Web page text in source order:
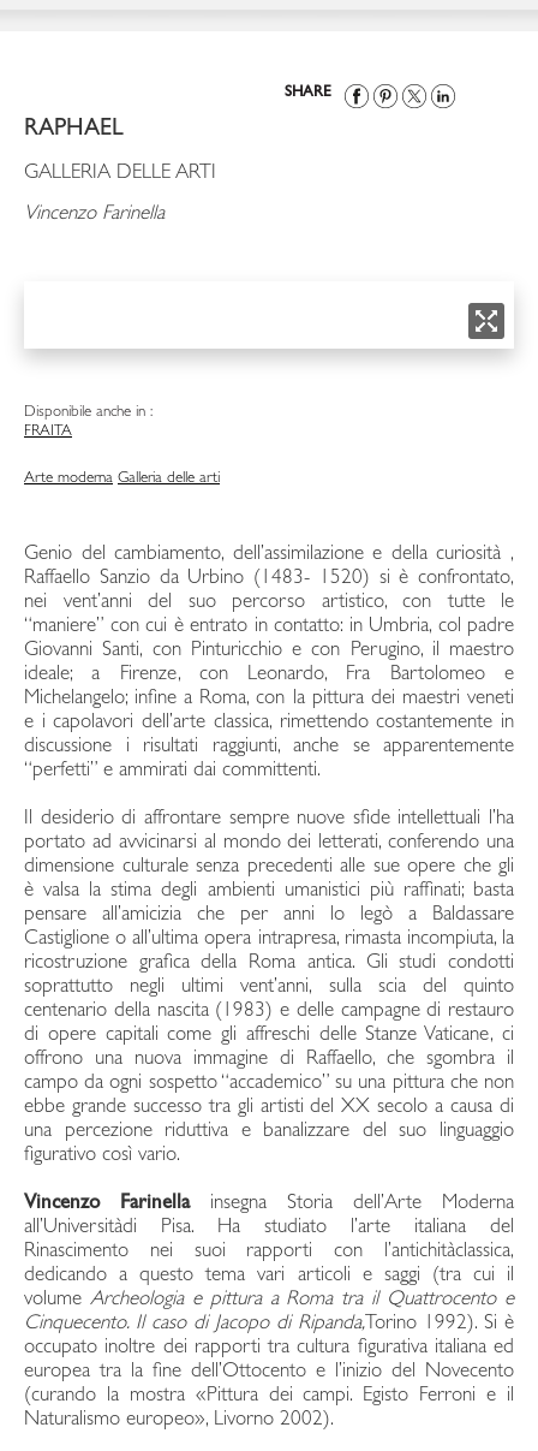
SHARE
RAPHAEL
GALLERIA DELLE ARTI
Vincenzo Farinella
Disponibile anche in :
FRAITA
Arte moderna Galleria delle arti
Genio del cambiamento, dell’assimilazione e della curiosità ,
Raffaello Sanzio da Urbino (1483- 1520) si è confrontato,
nei vent’anni del suo percorso artistico, con tutte le
“maniere” con cui è entrato in contatto: in Umbria, col padre
Giovanni Santi, con Pinturicchio e con Perugino, il maestro
ideale; a Firenze, con Leonardo, Fra Bartolomeo e
Michelangelo; infine a Roma, con la pittura dei maestri veneti
e i capolavori dell’arte classica, rimettendo costantemente in
discussione i risultati raggiunti, anche se apparentemente
“perfetti” e ammirati dai committenti.
Il desiderio di affrontare sempre nuove sfide intellettuali l’ha
portato ad avvicinarsi al mondo dei letterati, conferendo una
dimensione culturale senza precedenti alle sue opere che gli
è valsa la stima degli ambienti umanistici più raffinati; basta
pensare all’amicizia che per anni lo legò a Baldassare
Castiglione o all’ultima opera intrapresa, rimasta incompiuta, la
ricostruzione grafica della Roma antica. Gli studi condotti
soprattutto negli ultimi vent’anni, sulla scia del quinto
centenario della nascita (1983) e delle campagne di restauro
di opere capitali come gli affreschi delle Stanze Vaticane, ci
offrono una nuova immagine di Raffaello, che sgombra il
campo da ogni sospetto “accademico” su una pittura che non
ebbe grande successo tra gli artisti del XX secolo a causa di
una percezione riduttiva e banalizzare del suo linguaggio
figurativo così vario.
Vincenzo Farinellainsegna Storia dell’Arte Moderna
all’Universitàdi Pisa. Ha studiato l’arte italiana del
Rinascimento nei suoi rapporti con l’antichitàclassica,
dedicando a questo tema vari articoli e saggi (tra cui il
volume Archeologia e pittura a Roma tra il Quattrocento e
Cinquecento. Il caso di Jacopo di Ripanda, Torino 1992). Si è
occupato inoltre dei rapporti tra cultura figurativa italiana ed
europea tra la fine dell’Ottocento e l’inizio del Novecento
(curando la mostra «Pittura dei campi. Egisto Ferroni e il
Naturalismo europeo», Livorno 2002).